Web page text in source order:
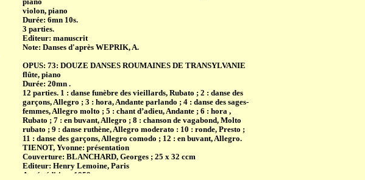
violon, piano
Durée: 6mn 10s.
3 parties.
Editeur: manuscrit
Note: Danses d'après WEPRIK, A.
OPUS: 73: DOUZE DANSES ROUMAINES DE TRANSYLVANIE
flûte, piano
Durée: 20mn .
12 parties. 1 : danse funèbre des vieillards, Rubato ; 2 : danse des
garçons, Allegro ; 3 : hora, Andante parlando ; 4 : danse des sages-
femmes, Allegro molto ; 5 : chant d’adieu, Andante ; 6 : hora ,
Rubato ; 7 : en buvant, Allegro ; 8 : chanson de vagabond, Molto
rubato ; 9 : danse ruthène, Allegro moderato : 10 : ronde, Presto ;
11 : danse des garçons, Allegro comodo ; 12 : en buvant, Allegro.
TIENOT, Yvonne: présentation
Couverture: BLANCHARD, Georges ; 25 x 32 ccm
Editeur: Henry Lemoine, Paris
Année édition: 1959